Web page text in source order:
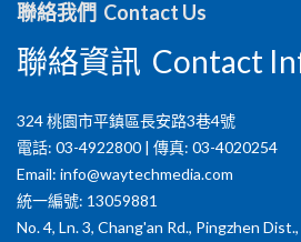
聯絡我們 Contact Us
聯絡資訊 Contact
324 桃園市平鎮區長安路3巷4號
電話: 03-4922800 | 傳真: 03-4020254
Email: info@waytechmedia.com
統一編號: 13059881
No. 4, Ln. 3, Chang'an Rd., Pingzhen